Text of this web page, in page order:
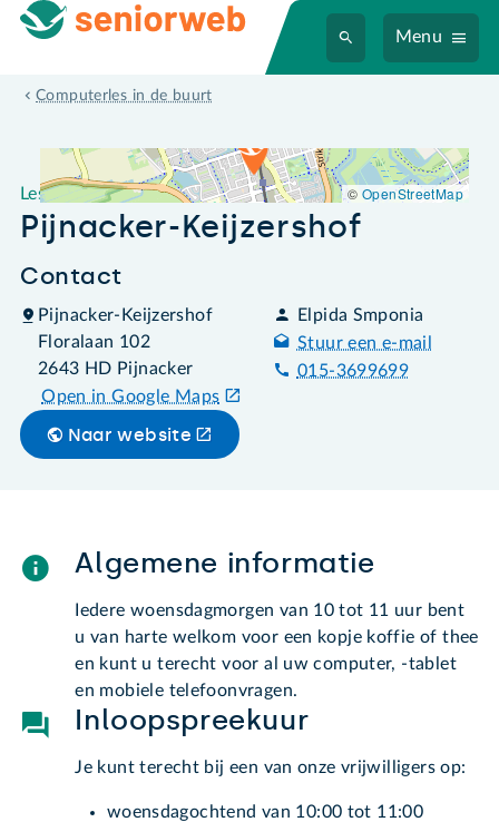
Menu
Computerles in de buurt
Leslocatie Pijnacker-Keijzershof
Leslocatie
Pijnacker-Keijzershof
Contact
Pijnacker-Keijzershof
Floralaan 102
2643 HD Pijnacker
Open in Google Maps
Elpida Smponia
Stuur een e-mail
015-3699699
Naar website
©OpenStreetMap
Algemene informatie
Iedere woensdagmorgen van 10 tot 11 uur bent
u van harte welkom voor een kopje koffie of thee
en kunt u terecht voor al uw computer, -tablet
en mobiele telefoonvragen.
Inloopspreekuur
Je kunt terecht bij een van onze vrijwilligers op:
woensdagochtend van 10:00 tot 11:00